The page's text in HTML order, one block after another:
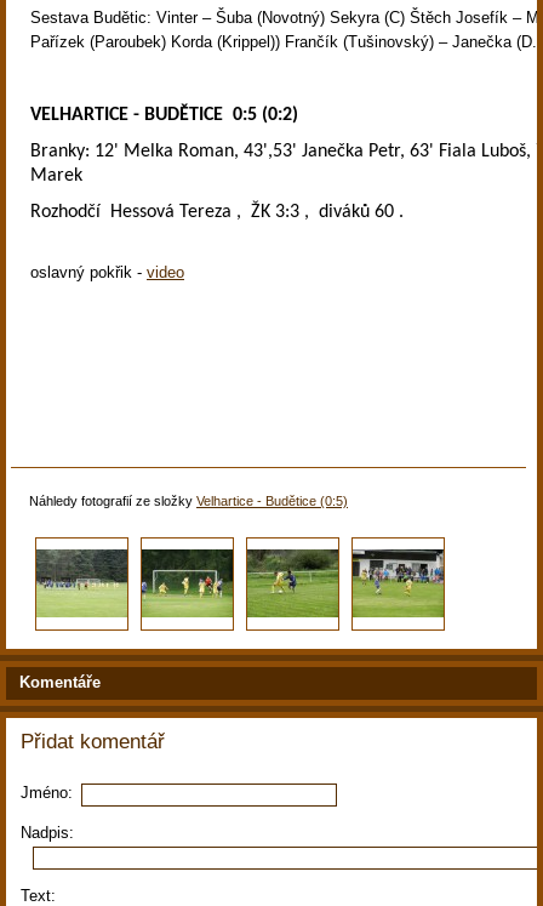
Sestava Budětic: Vinter – Šuba (Novotný) Sekyra (C) Štěch Josefík –
Pařízek (Paroubek) Korda (Krippel)) Frančík (Tušinovský) – Janečka (D.
VELHARTICE - BUDĚTICE 0:5 (0:2)
Branky: 12' Melka Roman, 43',53' Janečka Petr, 63' Fiala Luboš,
Marek
Rozhodčí
Hessová Tereza , ŽK 3:3 , diváků 60 .
oslavný pokřik - video
Náhledy fotografií ze složky Velhartice - Budětice (0:5)
Komentáře
Přidat komentář
Jméno:
Nadpis:
Text: